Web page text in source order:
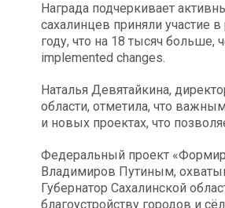
Награда подчеркивает
сахалинцев приняли участие
году, что на 18 тысяч
implemented changes.
Наталья Девятайкина,
области, отметила, что
и новых проектах, что
Федеральный проект
Владимиров Путиным,
Губернатор Сахалинской
благоустройству городов и